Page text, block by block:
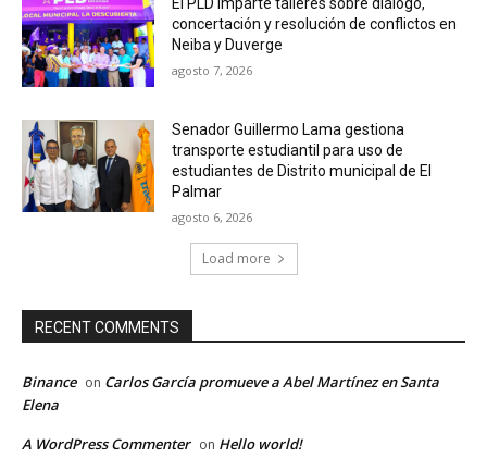
concertación y resolución de conflictos en
Neiba y Duverge
agosto 7, 2026
Senador Guillermo Lama gestiona
transporte estudiantil para uso de
estudiantes de Distrito municipal de El
Palmar
agosto 6, 2026
Load more
RECENT COMMENTS
Binance on Carlos García promueve a Abel Martínez en Santa
Elena
A WordPress Commenter on Hello world!